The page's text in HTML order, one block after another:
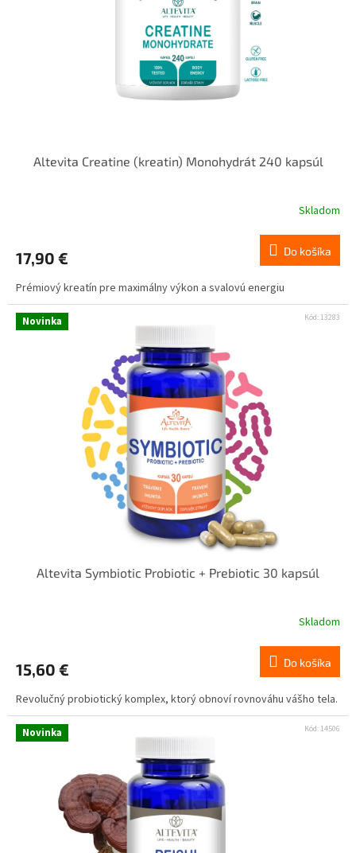
Altevita Creatine (kreatin) Monohydrát 240 kapsúl
Skladom
17,90 € Do košíka
Prémiový kreatín pre maximálny výkon a svalovú energiu
Novinka
Altevita Symbiotic Probiotic + Prebiotic 30 kapsúl
Skladom
15,60 € Do košíka
Revolučný probiotický komplex, ktorý obnoví rovnováhu vášho tela.
Kód: 13283
Novinka Kód: 14506